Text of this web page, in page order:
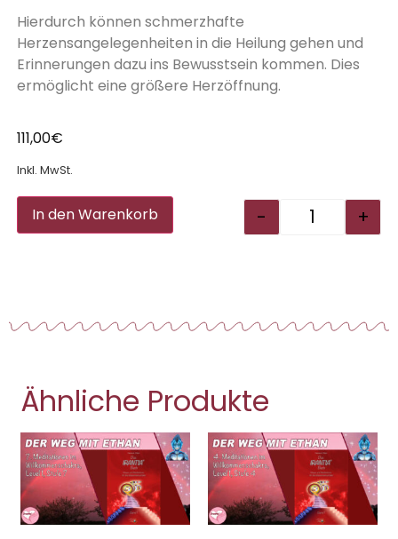
Hierdurch können schmerzhafte
Herzensangelegenheiten in die Heilung gehen und
Erinnerungen dazu ins Bewusstsein kommen. Dies
ermöglicht eine größere Herzöffnung.
111,00€
Inkl. MwSt.
- +
In den Warenkorb Alternative:
Ähnliche Produkte